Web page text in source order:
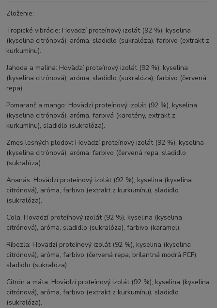
Zloženie:
Tropické vibrácie: Hovädzí proteínový izolát (92 %), kyselina
(kyselina citrónová), aróma, sladidlo (sukralóza), farbivo (extrakt z
kurkumínu).
Jahoda a malina: Hovädzí proteínový izolát (92 %), kyselina
(kyselina citrónová), aróma, sladidlo (sukralóza), farbivo (červená
repa).
Pomaranč a mango: Hovädzí proteínový izolát (92 %), kyselina
(kyselina citrónová), aróma, farbivá (karotény, extrakt z
kurkumínu), sladidlo (sukralóza).
Zmes lesných plodov: Hovädzí proteínový izolát (92 %), kyselina
(kyselina citrónová), aróma, farbivo (červená repa, sladidlo
(sukralóza).
Ananás: Hovädzí proteínový izolát (92 %), kyselina (kyselina
citrónová), aróma, farbivo (extrakt z kurkumínu), sladidlo
(sukralóza).
Cola: Hovädzí proteínový izolát (92 %), kyselina (kyselina
citrónová), aróma, sladidlo (sukralóza), farbivo (karamel).
Ríbezľa: Hovädzí proteínový izolát (92 %), kyselina (kyselina
citrónová), aróma, farbivo (červená repa, brilantná modrá FCF),
sladidlo (sukralóza).
Citrón a mäta: Hovädzí proteínový izolát (92 %), kyselina (kyselina
citrónová), aróma, farbivo (extrakt z kurkumínu), sladidlo
(sukralóza).